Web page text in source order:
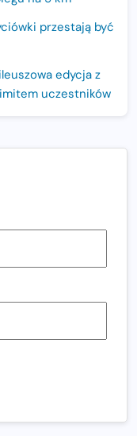
przestają być
edycja z
uczestników
Maratonu!
dla biegacza
niej wiedzieć?
Bieg
trasę dzień po
maratonów w
Polski